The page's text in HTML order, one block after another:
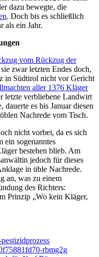
dazu bewegte, die
. Doch bis es schließlich
als ein Jahr.
vom Rückzug der
zwar letzten Endes doch,
in Südtirol nicht vor Gericht
aller 1376 Kläger
letzte verbliebene Landwirt
dauerte es bis Januar diesen
Nachrede vom Tisch.
nicht vorbei, da es sich
ein sogenanntes
bestehen blieb. Am
jedoch für dieses
in üble Nachrede.
an, was zu einem
des Richters:
Prinzip „Wo kein Kläger,
rbmg2g